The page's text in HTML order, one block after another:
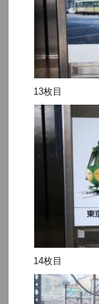
13枚目
14枚目